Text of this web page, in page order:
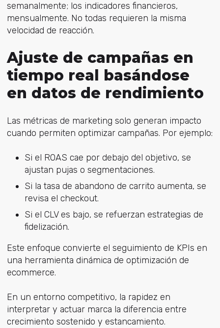
semanalmente; los indicadores financieros,
mensualmente. No todas requieren la misma
velocidad de reacción.
Ajuste de campañas en
tiempo real basándose
en datos de rendimiento
Las métricas de marketing solo generan impacto
cuando permiten optimizar campañas. Por ejemplo:
Si el ROAS cae por debajo del objetivo, se
ajustan pujas o segmentaciones.
Si la tasa de abandono de carrito aumenta, se
revisa el checkout.
Si el CLV es bajo, se refuerzan estrategias de
fidelización.
Este enfoque convierte el seguimiento de KPIs en
una herramienta dinámica de optimización de
ecommerce.
En un entorno competitivo, la rapidez en
interpretar y actuar marca la diferencia entre
crecimiento sostenido y estancamiento.